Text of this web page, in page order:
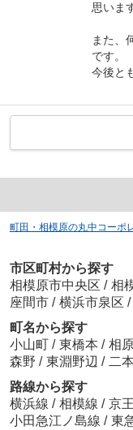
思いま
また、
です。
今後と
町田・相模原の丸中コーポ
市区町村から探す
相模原市中央区 / 相
座間市 / 横浜市泉区 /
町名から探す
小山町 / 東橋本 / 相
森野 / 東淵野辺 / 二
路線から探す
横浜線 / 相模線 / 京
小田急江ノ島線 / 東